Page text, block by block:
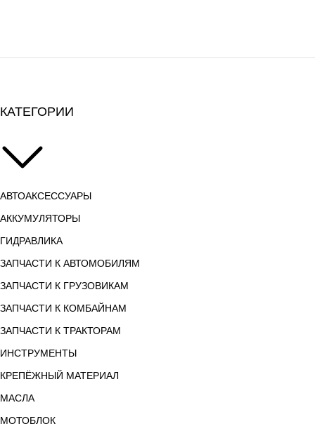
КАТЕГОРИИ
АВТОАКСЕССУАРЫ
АККУМУЛЯТОРЫ
ГИДРАВЛИКА
ЗАПЧАСТИ К АВТОМОБИЛЯМ
ЗАПЧАСТИ К ГРУЗОВИКАМ
ЗАПЧАСТИ К КОМБАЙНАМ
ЗАПЧАСТИ К ТРАКТОРАМ
ИНСТРУМЕНТЫ
КРЕПЁЖНЫЙ МАТЕРИАЛ
МАСЛА
МОТОБЛОК